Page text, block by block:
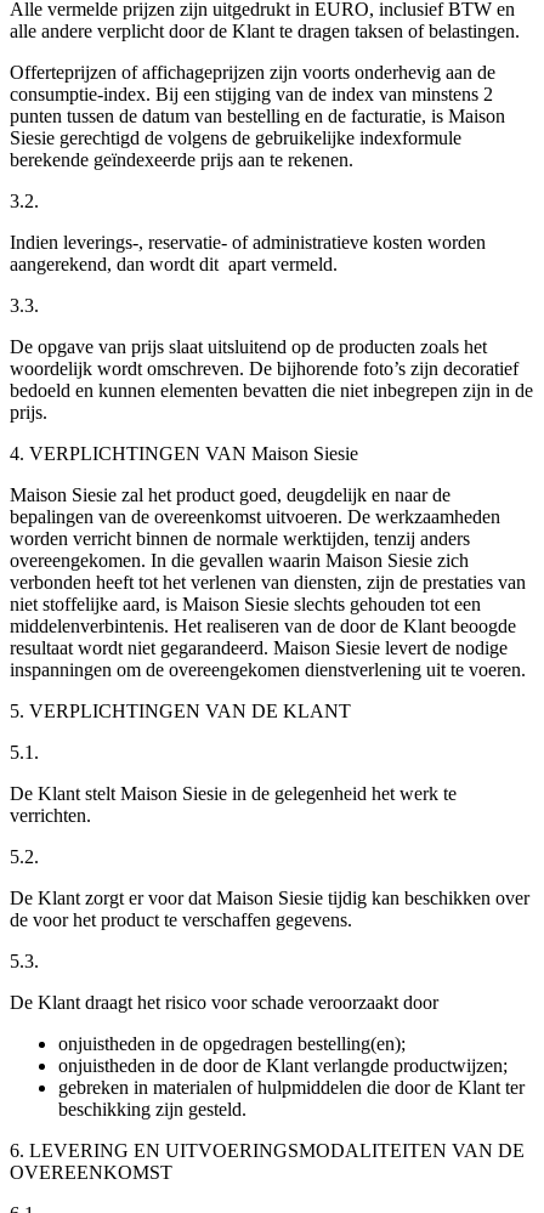
Alle vermelde prijzen zijn uitgedrukt in EURO, inclusief BTW en
alle andere verplicht door de Klant te dragen taksen of belastingen.
Offerteprijzen of affichageprijzen zijn voorts onderhevig aan de
consumptie-index. Bij een stijging van de index van minstens 2
punten tussen de datum van bestelling en de facturatie, is Maison
Siesie gerechtigd de volgens de gebruikelijke indexformule
berekende geïndexeerde prijs aan te rekenen.
3.2.
Indien leverings-, reservatie- of administratieve kosten worden
aangerekend, dan wordt dit apart vermeld.
3.3.
De opgave van prijs slaat uitsluitend op de producten zoals het
woordelijk wordt omschreven. De bijhorende foto’s zijn decoratief
bedoeld en kunnen elementen bevatten die niet inbegrepen zijn in de
prijs.
4. VERPLICHTINGEN VAN Maison Siesie
Maison Siesie zal het product goed, deugdelijk en naar de
bepalingen van de overeenkomst uitvoeren. De werkzaamheden
worden verricht binnen de normale werktijden, tenzij anders
overeengekomen. In die gevallen waarin Maison Siesie zich
verbonden heeft tot het verlenen van diensten, zijn de prestaties van
niet stoffelijke aard, is Maison Siesie slechts gehouden tot een
middelenverbintenis. Het realiseren van de door de Klant beoogde
resultaat wordt niet gegarandeerd. Maison Siesie levert de nodige
inspanningen om de overeengekomen dienstverlening uit te voeren.
5. VERPLICHTINGEN VAN DE KLANT
5.1.
De Klant stelt Maison Siesie in de gelegenheid het werk te
verrichten.
5.2.
De Klant zorgt er voor dat Maison Siesie tijdig kan beschikken over
de voor het product te verschaffen gegevens.
5.3.
De Klant draagt het risico voor schade veroorzaakt door
onjuistheden in de opgedragen bestelling(en);
onjuistheden in de door de Klant verlangde productwijzen;
gebreken in materialen of hulpmiddelen die door de Klant ter
beschikking zijn gesteld.
6. LEVERING EN UITVOERINGSMODALITEITEN VAN DE
OVEREENKOMST